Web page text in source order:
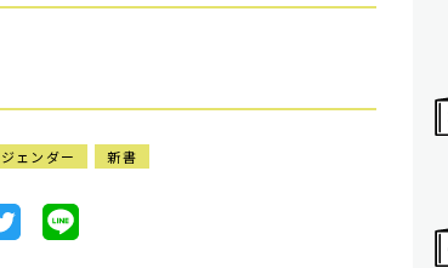
ジェンダー 新書